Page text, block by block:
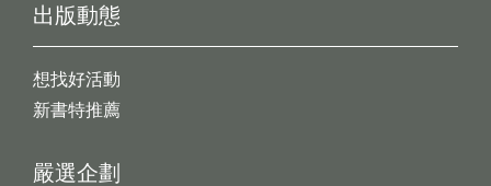
出版動態
想找好活動
新書特推薦
嚴選企劃